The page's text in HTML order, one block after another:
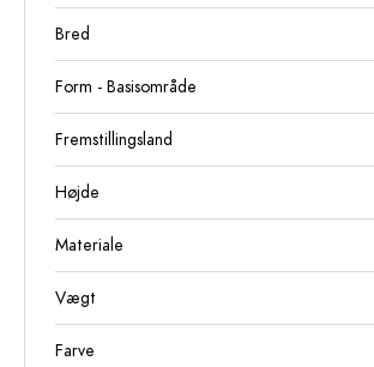
Bred
Form - Basisområde
Fremstillingsland
Højde
Materiale
Vægt
Farve